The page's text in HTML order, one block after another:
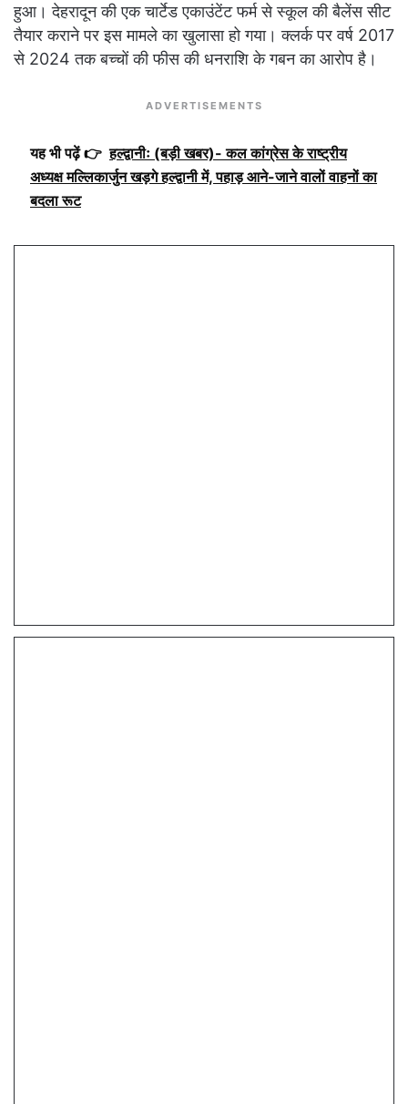
हुआ। देहरादून की एक चार्टेड एकाउंटेंट फर्म से स्कूल की बैलेंस सीट
तैयार कराने पर इस मामले का खुलासा हो गया। क्लर्क पर वर्ष 2017
से 2024 तक बच्चों की फीस की धनराशि के गबन का आरोप है।
ADVERTISEMENTS
यह भी पढ़ें 👉 हल्द्वानीः (बड़ी खबर)- कल कांग्रेस के राष्ट्रीय
अध्यक्ष मल्लिकार्जुन खड़गे हल्द्वानी में, पहाड़ आने-जाने वालों वाहनों का
बदला रूट